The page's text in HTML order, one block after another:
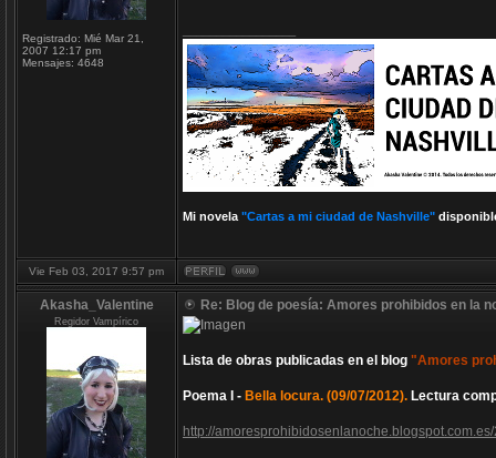
Registrado: Mié Mar 21,
2007 12:17 pm
Mensajes: 4648
Mi novela "Cartas a mi ciudad de Nashville"
Vie Feb 03, 2017 9:57 pm
Akasha_Valentine
Regidor Vampírico
Re: Blog de poesía: Amores prohibidos en la
Lista de obras publicadas en el blog "Amores
Poema I - Bella locura. (09/07/2012). Lectura
http://